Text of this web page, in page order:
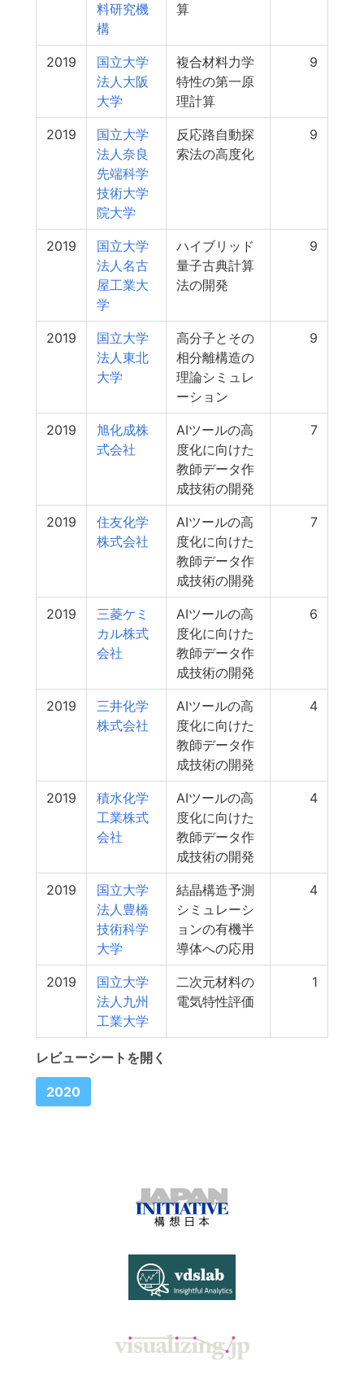
料研究機
構
算
2019
国立大学
法人大阪
大学
複合材料力学
特性の第一原
理計算
9
2019
国立大学
法人奈良
先端科学
技術大学
院大学
反応路自動探
索法の高度化
9
2019
国立大学
法人名古
屋工業大
学
ハイブリッド
量子古典計算
法の開発
9
2019
国立大学
法人東北
大学
高分子とその
相分離構造の
理論シミュレ
ーション
9
2019
旭化成株
式会社
AIツールの高
度化に向けた
教師データ作
成技術の開発
7
2019
住友化学
株式会社
AIツールの高
度化に向けた
教師データ作
成技術の開発
7
2019
三菱ケミ
カル株式
会社
AIツールの高
度化に向けた
教師データ作
成技術の開発
6
2019
三井化学
株式会社
AIツールの高
度化に向けた
教師データ作
成技術の開発
4
2019
積水化学
工業株式
会社
AIツールの高
度化に向けた
教師データ作
成技術の開発
4
2019
国立大学
法人豊橋
技術科学
大学
結晶構造予測
シミュレーシ
ョンの有機半
導体への応用
4
2019
国立大学
法人九州
工業大学
二次元材料の
電気特性評価
1
レビューシートを開く
2020